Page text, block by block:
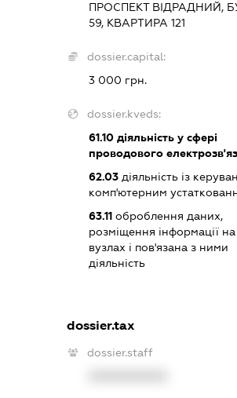
ПРОСПЕКТ ВІДРАДНИЙ,
59, КВАРТИРА 121
dossier.capital:
3 000 грн.
dossier.kveds:
61.10 діяльність у сфері
проводового
62.03 діяльність із
комп'ютерним
63.11 оброблення даних,
розміщення інформації
вузлах і пов'язана з ними
діяльність
dossier.tax
dossier.staff